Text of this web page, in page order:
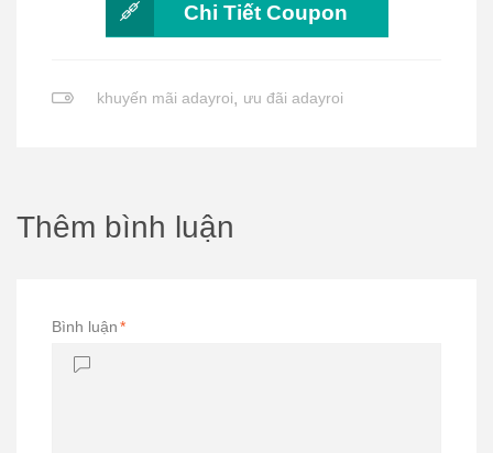
Chi Tiết Coupon
khuyến mãi adayroi, ưu đãi adayroi
Thêm bình luận
Bình luận*